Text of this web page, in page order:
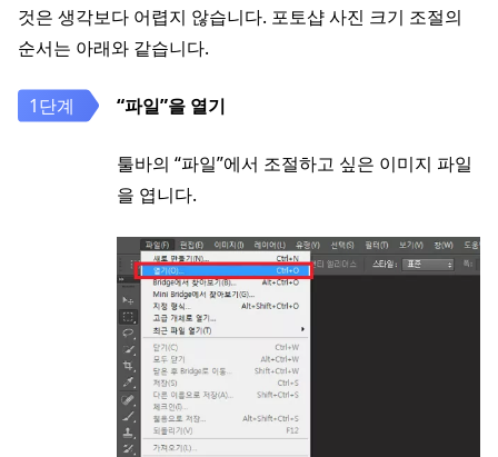
것은 생각보다 어렵지 않습니다. 포토샵 사진 크기 조절의
순서는 아래와 같습니다.
“파일”을 열기
툴바의 “파일”에서 조절하고 싶은 이미지 파일
을 엽니다.